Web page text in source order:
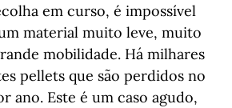
em curso, é impossível
material muito leve, muito
mobilidade. Há milhares
pellets que são perdidos no
ano. Este é um caso agudo,